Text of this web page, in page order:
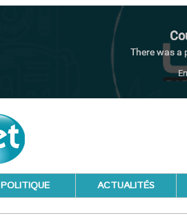
POLITIQUE ACTUALITÉS